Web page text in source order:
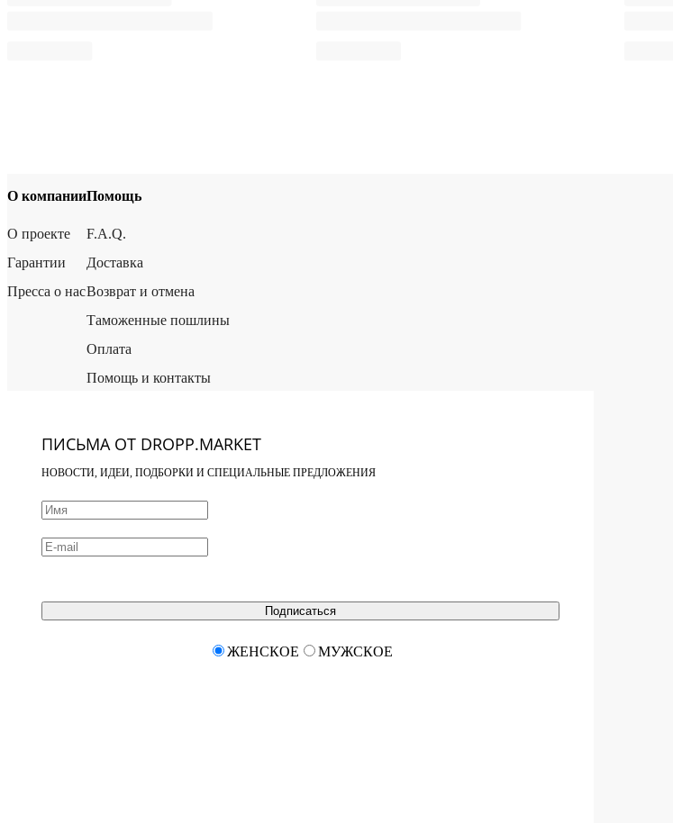
О компании
О проекте
Гарантии
Пресса о нас
Помощь
F.A.Q.
Доставка
Возврат и отмена
Таможенные пошлины
Оплата
Помощь и контакты
ПИСЬМА ОТ DROPP.MARKET
НОВОСТИ, ИДЕИ, ПОДБОРКИ И СПЕЦИАЛЬНЫЕ ПРЕДЛОЖЕНИЯ
Подписаться
ЖЕНСКОЕ МУЖСКОЕ